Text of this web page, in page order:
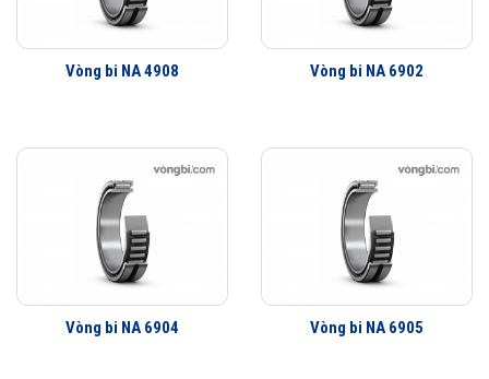
Vòng bi NA 4908 Vòng bi NA 6902
Vòng bi NA 6904 Vòng bi NA 6905